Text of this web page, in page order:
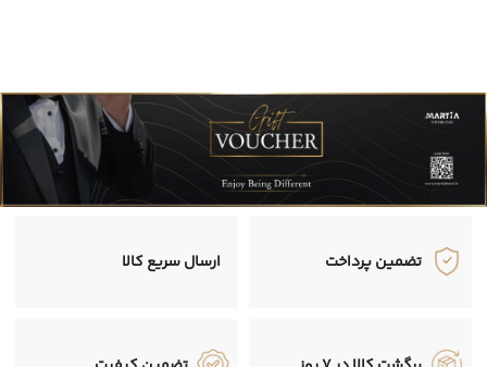
تضمین پرداخت ارسال سریع کالا